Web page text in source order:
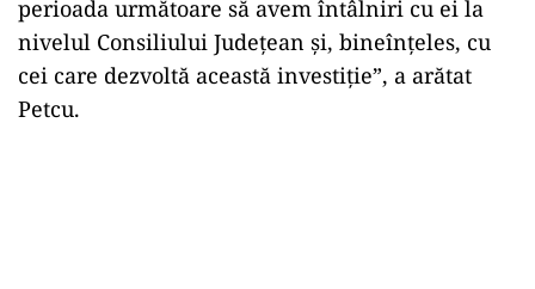
perioada următoare să avem întâlniri cu ei la
nivelul Consiliului Județean și, bineînțeles, cu
cei care dezvoltă această investiție”, a arătat
Petcu.